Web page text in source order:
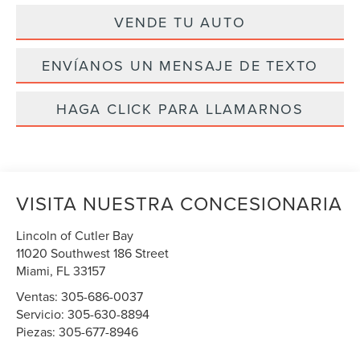
VENDE TU AUTO
ENVÍANOS UN MENSAJE DE TEXTO
HAGA CLICK PARA LLAMARNOS
VISITA NUESTRA CONCESIONARIA
Lincoln of Cutler Bay
11020 Southwest 186 Street
Miami, FL33157
Ventas:305-686-0037
Servicio:305-630-8894
Piezas:305-677-8946